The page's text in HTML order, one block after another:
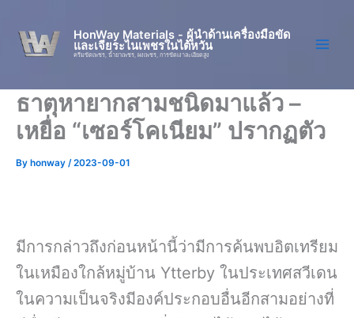
content
HonWay Materials - ผู้นำด้านเครื่องมือขัด
และเจียระไนเพชรในไต้หวัน
ครีมขัดเพชร, น้ำยาเพชร, ผงเพชร, การขัดเงาละเอียดสูง
ธาตุหายากสามชนิดมาแล้ว –
เหยื่อ “เซอร์โคเนียม” ปรากฏตัว
By honway /2023-09-01
มีการกล่าวถึงก่อนหน้านี้ว่ามีการค้นพบอิตเทรียม
ในเหมืองใกล้หมู่บ้าน Ytterby ในประเทศสวีเดน
ในความเป็นจริงมีองค์ประกอบอื่นอีกสามอย่างที่